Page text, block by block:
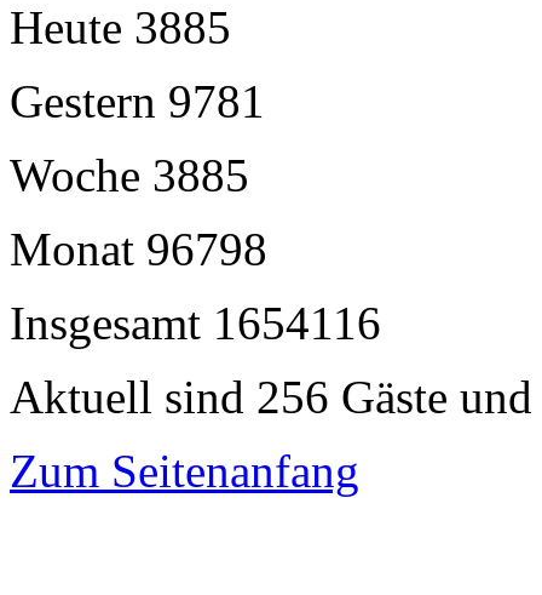
Heute 3885
Gestern 9781
Woche 3885
Monat 96798
Insgesamt 1654116
Aktuell sind 256 Gäste
Zum Seitenanfang